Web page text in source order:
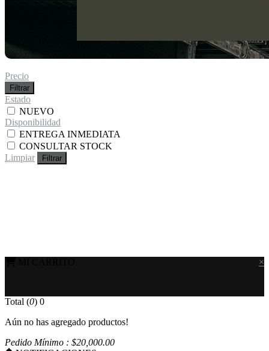
Precio
Filtrar
Estado
NUEVO
Disponibilidad
ENTREGA INMEDIATA
CONSULTAR STOCK
Limpiar
Filtrar
×
Total (0) 0
Aún no has agregado productos!
Pedido Mínimo : $20,000.00